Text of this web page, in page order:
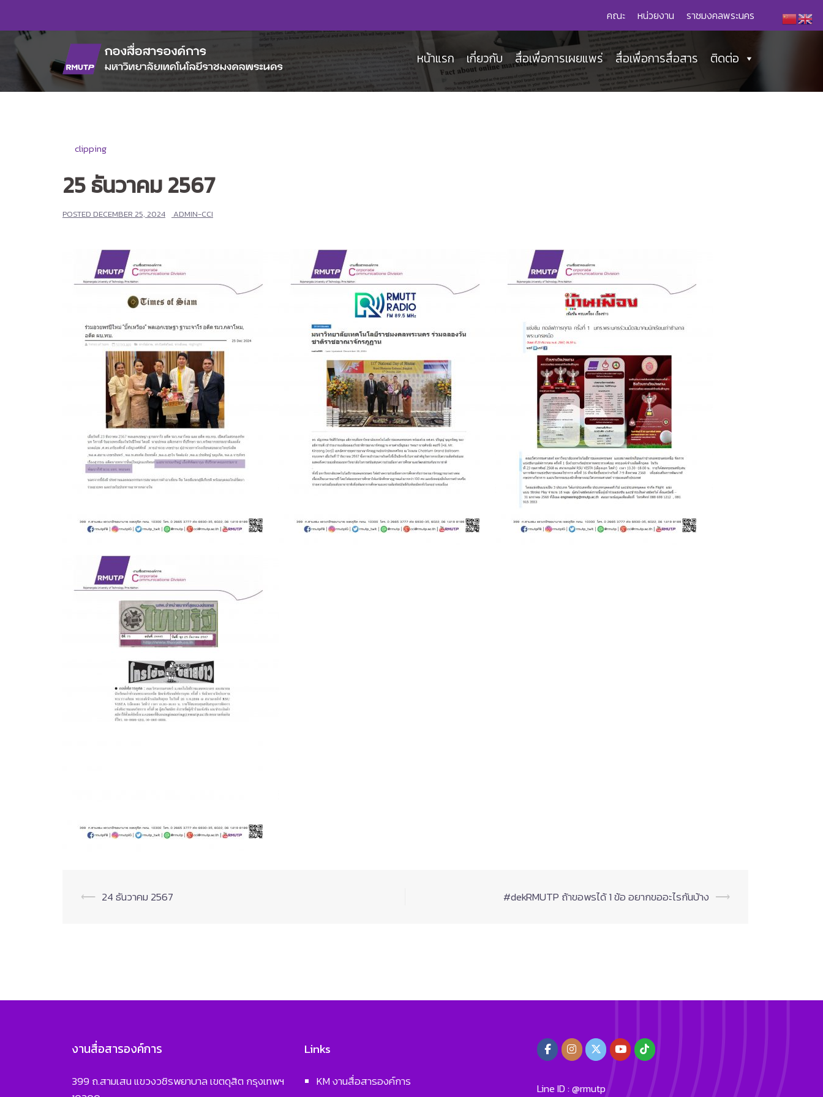
content
คณะ หน่วยงาน ราชมงคลพระนคร
หน้าแรก เกี่ยวกับ สื่อเพื่อการเผยแพร่ สื่อเพื่อการสื่อสาร ติดต่อ
clipping
25 ธันวาคม 2567
POSTED DECEMBER 25, 2024 ADMIN-CCI
Post
⟵ 24 ธันวาคม 2567 #dekRMUTP ถ้าขอพรได้ 1 ข้อ อยากขออะไรกันบ้าง ⟶
งานสื่อสารองค์การ
399 ถ.สามเสน แขวงวชิรพยาบาล เขตดุสิต กรุงเทพฯ
Links
KM งานสื่อสารองค์การ
Line ID : @rmutp